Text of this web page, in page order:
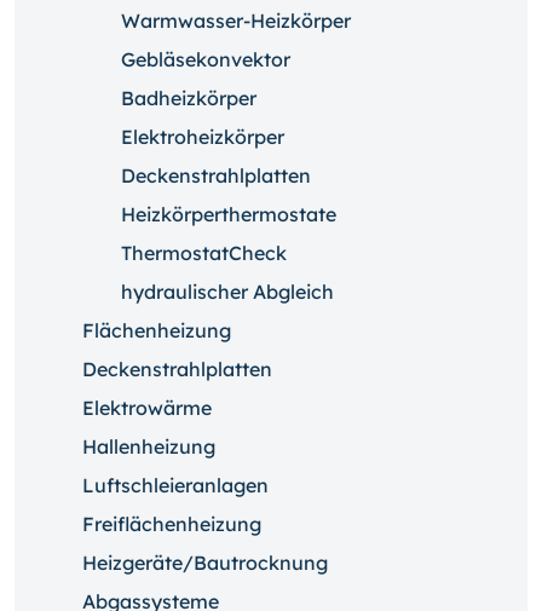
Warmwasser-Heizkörper
Gebläsekonvektor
Badheizkörper
Elektroheizkörper
Deckenstrahlplatten
Heizkörperthermostate
ThermostatCheck
hydraulischer Abgleich
Flächenheizung
Deckenstrahlplatten
Elektrowärme
Hallenheizung
Luftschleieranlagen
Freiflächenheizung
Heizgeräte/Bautrocknung
Abgassysteme